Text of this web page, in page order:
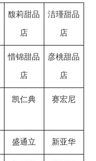
馥莉甜品
店
洁瑾甜品
店
惜锦甜品
店
彦桃甜品
店
凯仁典 赛宏尼
盛通立 新亚华